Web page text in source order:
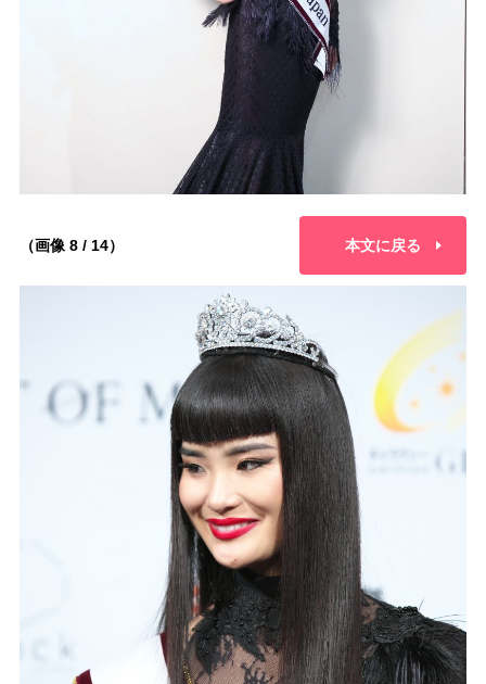
（画像 8 / 14） 本文に戻る